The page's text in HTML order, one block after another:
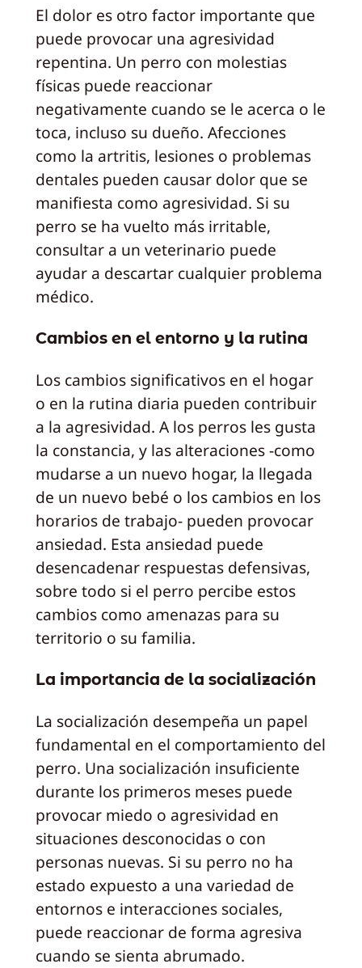
El dolor es otro factor importante que
puede provocar una agresividad
repentina. Un perro con molestias
físicas puede reaccionar
negativamente cuando se le acerca o le
toca, incluso su dueño. Afecciones
como la artritis, lesiones o problemas
dentales pueden causar dolor que se
manifiesta como agresividad. Si su
perro se ha vuelto más irritable,
consultar a un veterinario puede
ayudar a descartar cualquier problema
médico.
Cambios en el entorno y la rutina
Los cambios significativos en el hogar
o en la rutina diaria pueden contribuir
a la agresividad. A los perros les gusta
la constancia, y las alteraciones -como
mudarse a un nuevo hogar, la llegada
de un nuevo bebé o los cambios en los
horarios de trabajo- pueden provocar
ansiedad. Esta ansiedad puede
desencadenar respuestas defensivas,
sobre todo si el perro percibe estos
cambios como amenazas para su
territorio o su familia.
La importancia de la socialización
La socialización desempeña un papel
fundamental en el comportamiento del
perro. Una socialización insuficiente
durante los primeros meses puede
provocar miedo o agresividad en
situaciones desconocidas o con
personas nuevas. Si su perro no ha
estado expuesto a una variedad de
entornos e interacciones sociales,
puede reaccionar de forma agresiva
cuando se sienta abrumado.